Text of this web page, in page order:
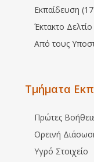
Εκπαίδευση
Έκτακτο
Από τους
Τμήματα
Πρώτες
Ορεινή
Υγρό Στοιχείο